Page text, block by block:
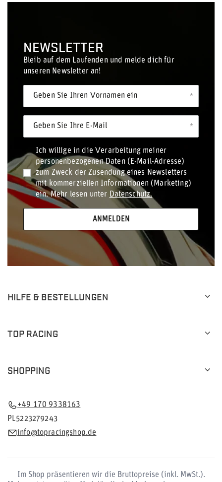
NEWSLETTER
Bleib auf dem Laufenden und melde dich für
unseren Newsletter an!
Geben Sie Ihren Vornamen ein
Geben Sie Ihre E-Mail
Ich willige in die Verarbeitung meiner
personenbezogenen Daten (E-Mail-Adresse)
zum Zweck der Zusendung eines Newsletters
mit kommerziellen Informationen (Marketing)
ein. Mehr lesen unter Datenschutz.
ANMELDEN
HILFE & BESTELLUNGEN
TOP RACING
SHOPPING
+49 170 9338163
PL5223279243
info@topracingshop.de
Im Shop präsentieren wir die Bruttopreise (inkl. MwSt.).